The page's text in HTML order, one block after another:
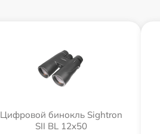
Цифровой бинокль Sightron
SII BL 12x50